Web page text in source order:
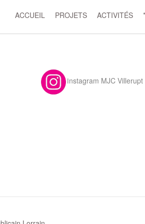
ACCUEIL PROJETS ACTIVITÉS
nstagram MJC Villerupt